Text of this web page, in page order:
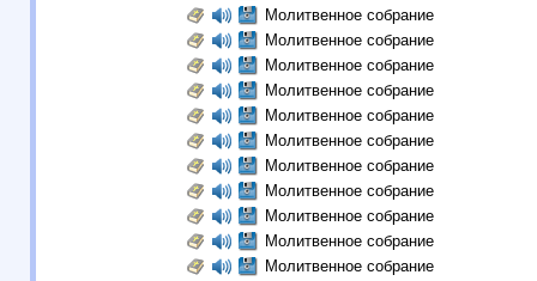
Молитвенное собрание
Молитвенное собрание
Молитвенное собрание
Молитвенное собрание
Молитвенное собрание
Молитвенное собрание
Молитвенное собрание
Молитвенное собрание
Молитвенное собрание
Молитвенное собрание
Молитвенное собрание